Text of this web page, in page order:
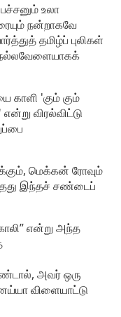
உலா
நன்றாகவே
தமிழ்ப்‌ புலிகள்‌
நல்லவேளையாகக்‌
காளி 'கும்‌ கும்‌
விரல்விட்டு
மெக்கன்‌ ரோவும்‌
இந்தச்‌ சண்டைப்‌
என்று அந்த
அவர்‌ ஒரு
விளையாட்டு